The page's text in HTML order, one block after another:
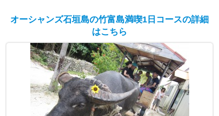
オーシャンズ石垣島の竹富島満喫1日コースの詳細
はこちら